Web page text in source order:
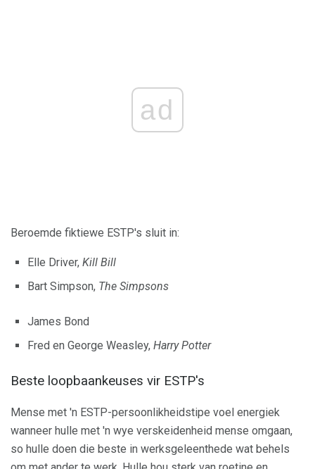
ad
Beroemde fiktiewe ESTP's sluit in:
Elle Driver, Kill Bill
Bart Simpson, The Simpsons
James Bond
Fred en George Weasley, Harry Potter
Beste loopbaankeuses vir ESTP's
Mense met 'n ESTP-persoonlikheidstipe voel energiek
wanneer hulle met 'n wye verskeidenheid mense omgaan,
so hulle doen die beste in werksgeleenthede wat behels